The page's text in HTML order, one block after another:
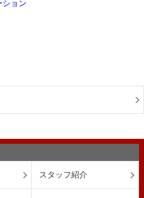
スタッフ紹介